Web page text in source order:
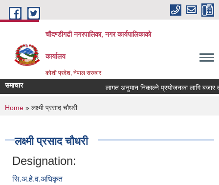
Skip to main content
चौदण्डीगढी नगरपालिका, नगर कार्यपालिकाको
कार्यालय
कोशी प्रदेश, नेपाल सरकार
समाचार लागत अनुमान निकाल्ने प्रयोजनका लागि बजार
खोपकर्ता (भ्याक्सिनेटर) आवश्यकता सम्वन्धी
You are here
Home » लक्ष्मी प्रसाद चौधरी
लक्ष्मी प्रसाद चौधरी
Designation:
सि.अ.हे.व.अधिकृत